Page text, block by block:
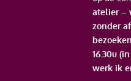
atelier –
zonder
16.30u
werk ik